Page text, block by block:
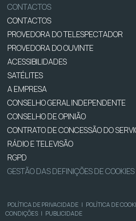
CONTACTOS
CONTACTOS
PROVEDORA DO TELESPECTADOR
PROVEDORA DO OUVINTE
ACESSIBILIDADES
SATÉLITES
A EMPRESA
CONSELHO GERAL INDEPENDENTE
CONSELHO DE OPINIÃO
CONTRATO DE CONCESSÃO DO
RÁDIO E TELEVISÃO
RGPD
GESTÃO DAS DEFINIÇÕES DE COOKIES
POLÍTICA DE PRIVACIDADE | POLÍTICA DE
CONDIÇÕES | PUBLICIDADE